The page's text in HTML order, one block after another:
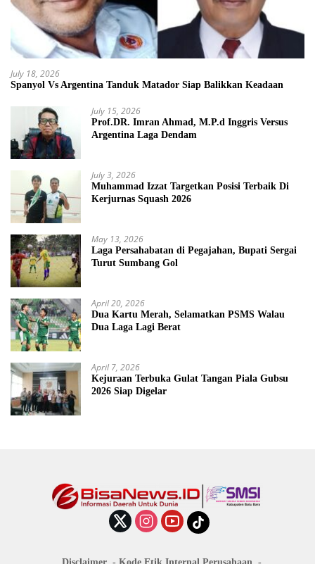
July 18, 2026
Spanyol Vs Argentina Tanduk Matador Siap Balikkan Keadaan
July 15, 2026
Prof.DR. Imran Ahmad, M.P.d Inggris Versus
Argentina Laga Dendam
July 3, 2026
Muhammad Izzat Targetkan Posisi Terbaik Di
Kerjurnas Squash 2026
May 13, 2026
Laga Persahabatan di Pegajahan, Bupati Sergai
Turut Sumbang Gol
April 20, 2026
Dua Kartu Merah, Selamatkan PSMS Walau
Dua Laga Lagi Berat
April 7, 2026
Kejuraan Terbuka Gulat Tangan Piala Gubsu
2026 Siap Digelar